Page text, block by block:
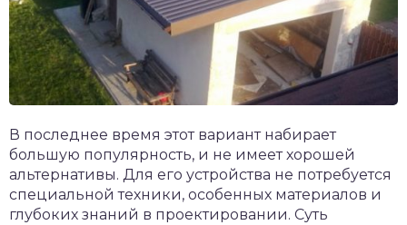
В последнее время этот вариант набирает
большую популярность, и не имеет хорошей
альтернативы. Для его устройства не потребуется
специальной техники, особенных материалов и
глубоких знаний в проектировании. Суть